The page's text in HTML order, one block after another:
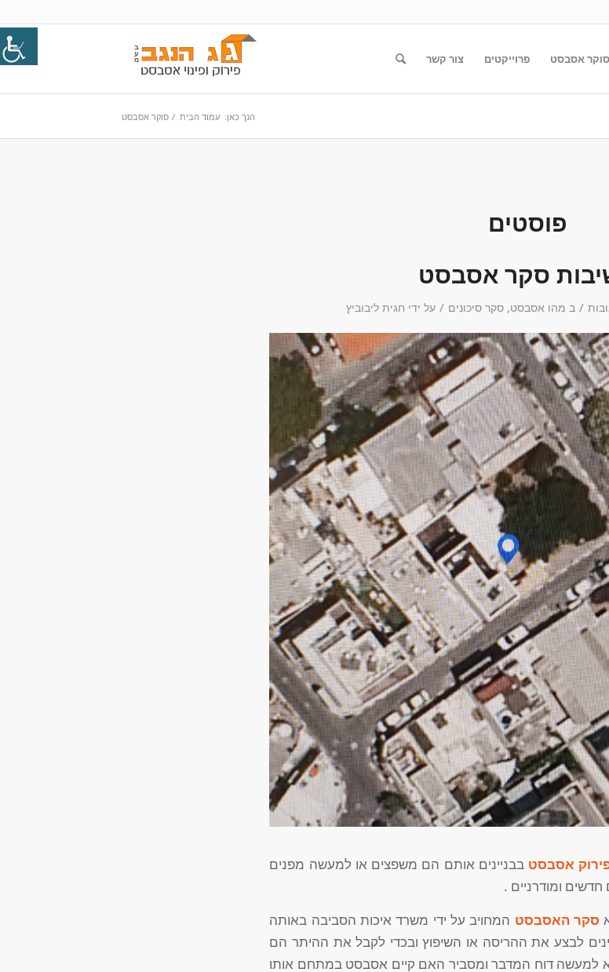
סוקר אסבסט פרוייקטים צור קשר
הנך כאן: עמוד הבית / סוקר אסבסט
פוסטים
סקר אסבסט
/ ב מהו אסבסט,סקר סיכונים / על ידי חגית ליבוביץ
אסבסט בבניינים אותם הם משפצים או למעשה מפנים
ומודרניים .
סקר האסבסט המחויב על ידי משרד איכות הסביבה באותה
לבצע את ההריסה או השיפוץ ובכדי לקבל את ההיתר הם
למעשה דוח המדבר ומסביר האם קיים אסבסט במתחם אותו